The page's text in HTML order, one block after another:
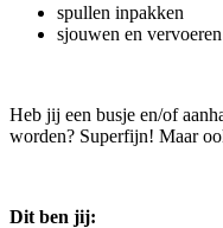
spullen inpakken
sjouwen en vervoeren
Heb jij een busje en/of
worden? Superfijn! Maar
Dit ben jij: